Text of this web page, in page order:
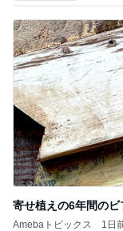
寄せ植えの6年間の
Amebaトピックス 1日